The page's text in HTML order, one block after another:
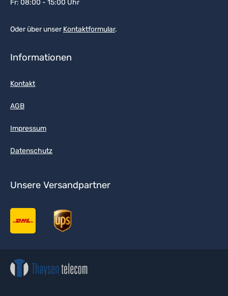
Fr: 08:00 - 15:00 Uhr
Oder über unserKontaktformular.
Informationen
Kontakt
AGB
Impressum
Datenschutz
Unsere Versandpartner